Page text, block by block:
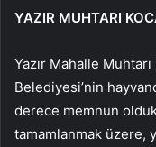
YAZIR MUHTARI
Yazır Mahalle
Belediyesi’nin
derece memnun
tamamlanmak üzere,